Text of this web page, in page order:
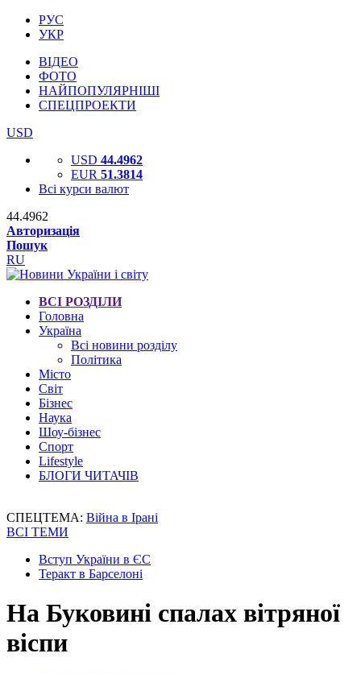
РУС
УКР
ВІДЕО
ФОТО
НАЙПОПУЛЯРНІШІ
СПЕЦПРОЕКТИ
USD
USD 44.4962
EUR 51.3814
Всі курси валют
44.4962
Авторизація
Пошук
RU
ВСІ РОЗДІЛИ
Головна
Україна
Всі новини розділу
Політика
Місто
Світ
Бізнес
Наука
Шоу-бізнес
Спорт
Lifestyle
БЛОГИ ЧИТАЧІВ
СПЕЦТЕМА: Війна в Ірані
ВСІ ТЕМИ
Вступ України в ЄС
Теракт в Барселоні
На Буковині спалах вітряної
віспи